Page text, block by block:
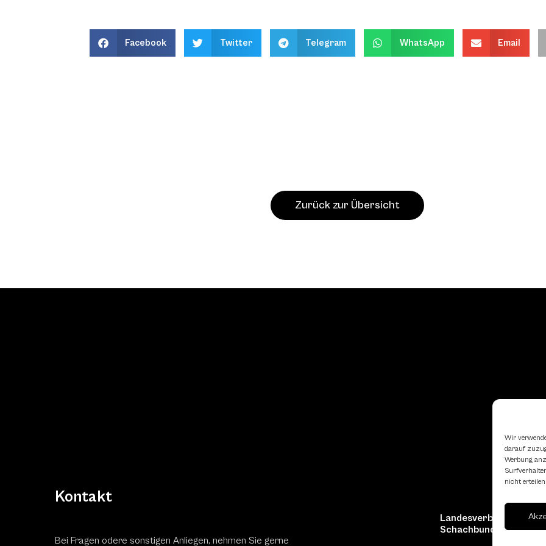
Wir
darauf
Werbung
nicht
Facebook Twitter Telegram WhatsApp Email
Zurück zur Übersicht
Kontakt
Bei Fragen odere sonstigen Anliegen, nehmen Sie gerne
Landesverband
Schachbundes